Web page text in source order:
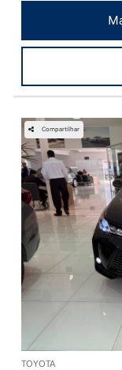
Compartilhar
TOYOTA